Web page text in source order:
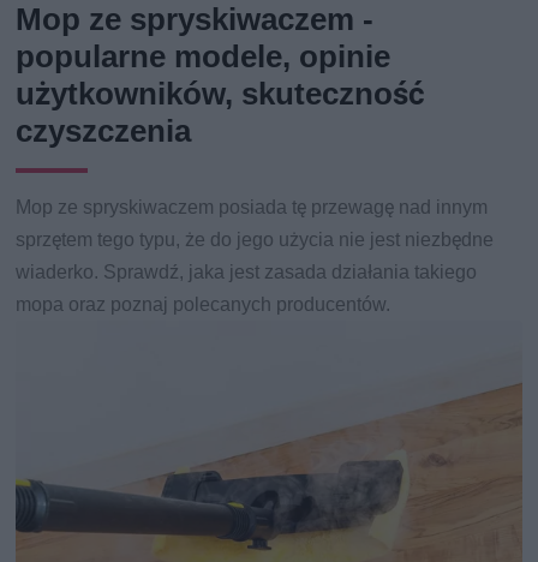
Mop ze spryskiwaczem -
popularne modele, opinie
użytkowników, skuteczność
czyszczenia
Mop ze spryskiwaczem posiada tę przewagę nad innym
sprzętem tego typu, że do jego użycia nie jest niezbędne
wiaderko. Sprawdź, jaka jest zasada działania takiego
mopa oraz poznaj polecanych producentów.